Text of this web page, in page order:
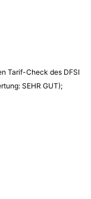
Tarif-Check des DFSI
SEHR GUT);